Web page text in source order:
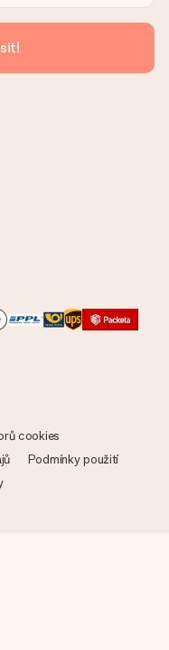
cookies
Podmínky použití